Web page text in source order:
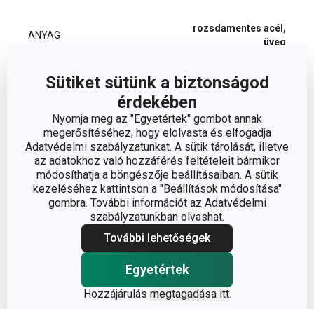
Sütiket sütünk a biztonságod
érdekében
Nyomja meg az "Egyetértek" gombot annak
megerősítéséhez, hogy elolvasta és elfogadja
Adatvédelmi szabályzatunkat. A sütik tárolását, illetve
az adatokhoz való hozzáférés feltételeit bármikor
módosíthatja a böngészője beállításaiban. A sütik
kezeléséhez kattintson a "Beállítások módosítása"
gombra. További információt az Adatvédelmi
szabályzatunkban olvashat.
További lehetőségek
Egyetértek
Hozzájárulás megtagadása itt.
ANYAG
rozsdamentes acél,
üveg
BESOROLÁS fedő
TÍPUS
TISZTÍTÁS
MOSOGATÓGÉPBEN
Igen
8595028421422
SZÉLESSÉG (CM)